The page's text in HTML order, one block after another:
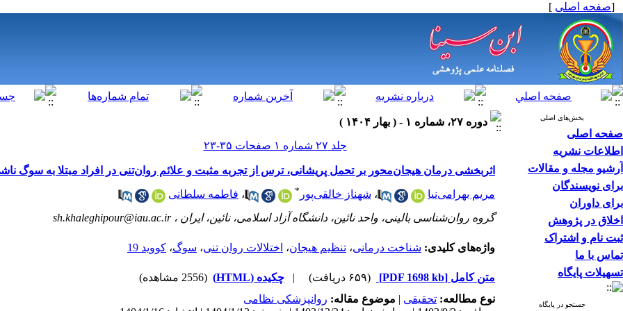
[صفحه اصلی ]
بخش‌های اصلی
صفحه اصلی
اطلاعات نشریه
آرشیو مجله و مقالات
برای نویسندگان
برای داوران
اخلاق در پژوهش
ثبت نام و اشتراک
تماس با ما
تسهیلات پایگاه
جستجو در پایگاه
دوره ۲۷، شماره ۱ - ( بهار ۱۴۰۴ )
جلد ۲۷ شماره ۱ صفحات ۳۵-۲۳
اثربخشی درمان هیجان‌محور بر تحمل پریشانی، ترس از تجربه مثبت ‌و علائم روان‌تنی در افراد مبتلا به سوگ ناشی
مریم بهرامی‌نیا ، شهناز خالقی‌پور * ، فاطمه سلطانی
گروه روان‌شناسی بالینی، واحد نائین، دانشگاه آزاد اسلامی، نائین، ایران ،sh.khaleghipour@iau.ac.ir
واژه‌های کلیدی: شناخت درمانی، تنظیم هیجان، اختلالات روان تنی، سوگ، کووید 19‌
متن کامل [PDF 1698 kb] (۶۵۹ دریافت) | چکیده (HTML)
(2556 مشاهده)
نوع مطالعه: تحقیقی | موضوع مقاله: روانپزشکی نظامی